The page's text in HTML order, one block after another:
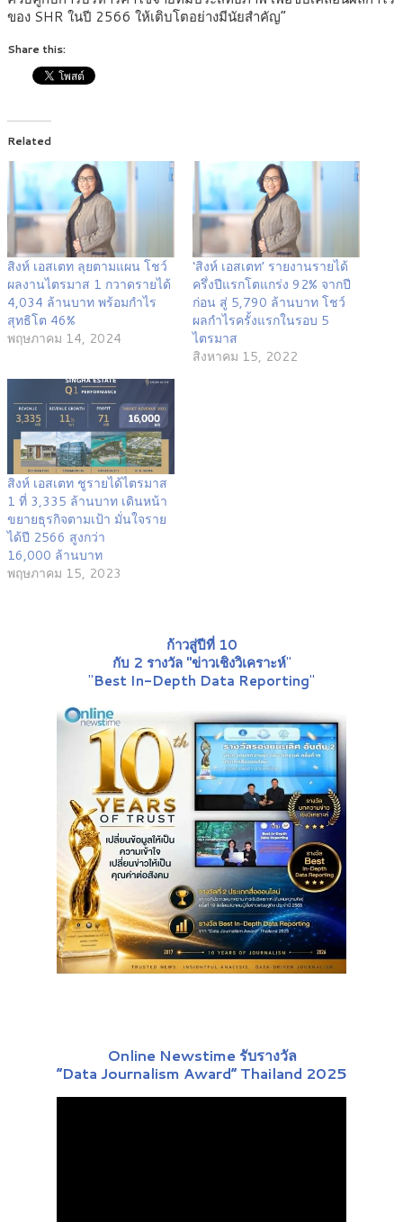
ของ SHR ในปี 2566 ให้เติบโตอย่างมีนัยสำคัญ”
Share this:
Related
สิงห์ เอสเตท ลุยตามแผน โชว์
ผลงานไตรมาส 1 กวาดรายได้
4,034 ล้านบาท พร้อมกำไร
สุทธิโต 46%
พฤษภาคม 14, 2024
‘สิงห์ เอสเตท’ รายงานรายได้
ครึ่งปีแรกโตแกร่ง 92% จากปี
ก่อน สู่ 5,790 ล้านบาท โชว์
ผลกำไรครั้งแรกในรอบ 5
ไตรมาส
สิงหาคม 15, 2022
สิงห์ เอสเตท ชูรายได้ไตรมาส
1 ที่ 3,335 ล้านบาท เดินหน้า
ขยายธุรกิจตามเป้า มั่นใจราย
ได้ปี 2566 สูงกว่า
16,000 ล้านบาท
พฤษภาคม 15, 2023
ก้าวสู่ปีที่ 10
กับ 2 รางวัล "ข่าวเชิงวิเคราะห์"
"Best In-Depth Data Reporting"
Online Newstime รับรางวัล
“Data Journalism Award” Thailand 2025